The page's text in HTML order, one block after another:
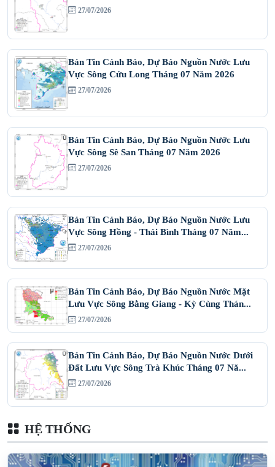
27/07/2026
Bản Tin Cảnh Báo, Dự Báo Nguồn Nước Lưu
Vực Sông Cửu Long Tháng 07 Năm 2026
27/07/2026
Bản Tin Cảnh Báo, Dự Báo Nguồn Nước Lưu
Vực Sông Sê San Tháng 07 Năm 2026
27/07/2026
Bản Tin Cảnh Báo, Dự Báo Nguồn Nước Lưu
Vực Sông Hồng - Thái Bình Tháng 07 Năm...
27/07/2026
Bản Tin Cảnh Báo, Dự Báo Nguồn Nước Mặt
Lưu Vực Sông Bằng Giang - Kỳ Cùng Thán...
27/07/2026
Bản Tin Cảnh Báo, Dự Báo Nguồn Nước Dưới
Đất Lưu Vực Sông Trà Khúc Tháng 07 Nă...
27/07/2026
HỆ THỐNG